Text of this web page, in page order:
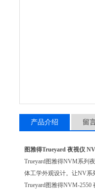
产品介绍 留
图雅得Trueyard 夜视仪
Trueyard图雅得NVM系列
体工学外观设计。让NV系
Trueyard图雅得NVM-